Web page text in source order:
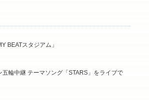
BEATスタジアム」
輪中継 テーマソング「STARS」をライブで